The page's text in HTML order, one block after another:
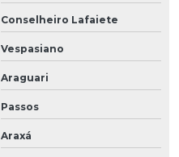
Conselheiro Lafaiete
Vespasiano
Araguari
Passos
Araxá